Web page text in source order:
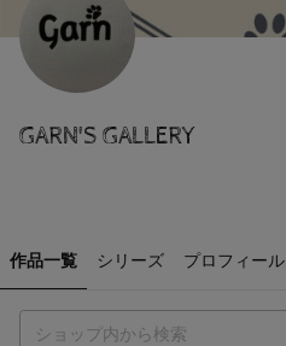
GARN'S GALLERY
作品一覧 シリーズ プロフィール